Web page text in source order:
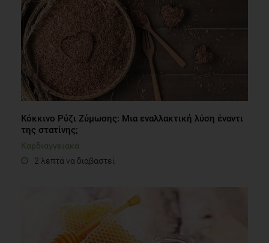
Κόκκινο Ρύζι Ζύμωσης: Μια εναλλακτική λύση έναντι
της στατίνης;
Καρδιαγγειακά
2 λεπτά να διαβαστεί